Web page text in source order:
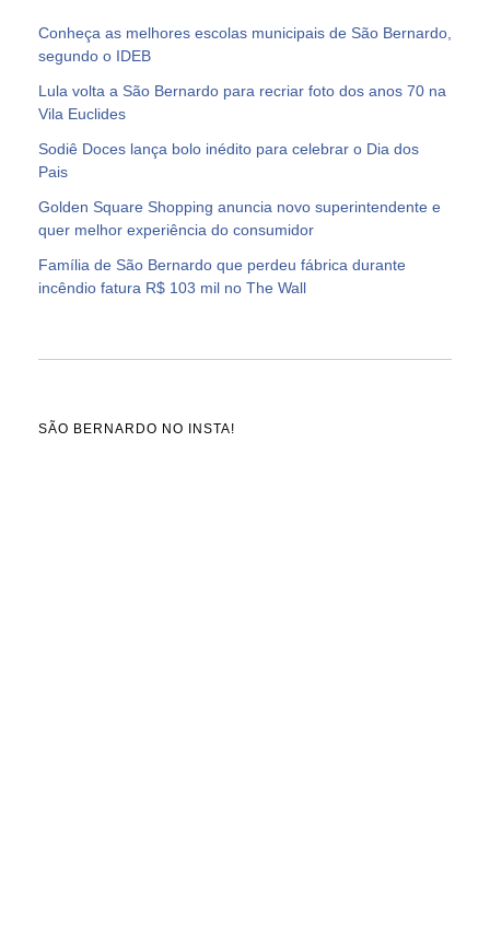
Conheça as melhores escolas municipais de São Bernardo,
segundo o IDEB
Lula volta a São Bernardo para recriar foto dos anos 70 na
Vila Euclides
Sodiê Doces lança bolo inédito para celebrar o Dia dos
Pais
Golden Square Shopping anuncia novo superintendente e
quer melhor experiência do consumidor
Família de São Bernardo que perdeu fábrica durante
incêndio fatura R$ 103 mil no The Wall
SÃO BERNARDO NO INSTA!